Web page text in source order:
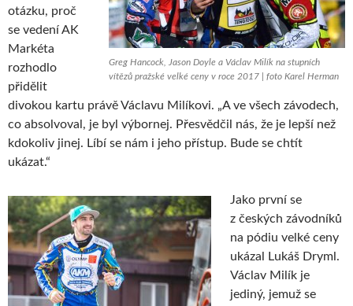
Greg Hancock, Jason Doyle a Václav Milík na stupních
vítězů pražské velké ceny v roce 2017 | foto Karel Herman
otázku, proč
se vedení AK
Markéta
rozhodlo
přidělit
divokou kartu právě Václavu Milíkovi. „A ve všech závodech,
co absolvoval, je byl výbornej. Přesvědčil nás, že je lepší než
kdokoliv jinej. Líbí se nám i jeho přístup. Bude se chtít
ukázat.“
Jako první se
z českých závodníků
na pódiu velké ceny
ukázal Lukáš Dryml.
Václav Milík je
jediný, jemuž se